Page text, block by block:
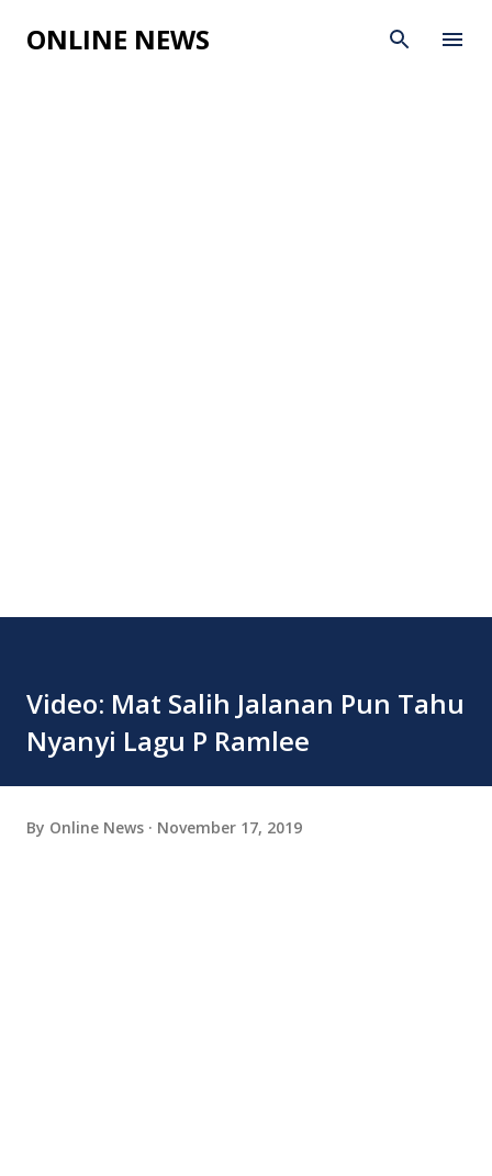
Skip to main content
ONLINE NEWS
Video: Mat Salih Jalanan Pun Tahu
Nyanyi Lagu P Ramlee
By Online News November 17, 2019